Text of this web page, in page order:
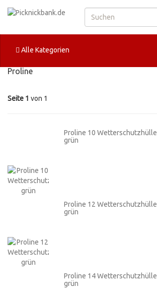
Alle Kategorien
Proline
Seite 1 von 1
Proline 10 Wetterschutzhülle
grün
Proline 12 Wetterschutzhülle
grün
Proline 14 Wetterschutzhülle
grün